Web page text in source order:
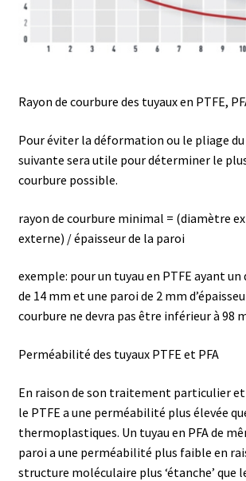
Eau pure et ultrapure
Electronique d’occasion
Electrophorèse
Enregistreur d’humidité
Enregistreurs universels
Enzymes
Rayon de courbure des tuyaux en PTFE,
Pour éviter la déformation ou le pliage du
suivante sera utile pour déterminer le
courbure possible.
rayon de courbure minimal = (diamètre
externe) / épaisseur de la paroi
exemple: pour un tuyau en PTFE ayant
de 14 mm et une paroi de 2 mm
courbure ne devra pas être inférieur à 98
Perméabilité des tuyaux PTFE et PFA
En raison de son traitement particulier
le PTFE a une perméabilité plus élevée
thermoplastiques. Un tuyau en PFA de
paroi a une perméabilité plus faible en
structure moléculaire plus ‘étanche’ que